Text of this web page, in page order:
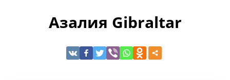
Азалия Gibraltar